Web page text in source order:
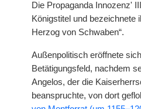
Die Propaganda Innozenz'
Königstitel und bezeichnete
Herzog von Schwaben“.
Außenpolitisch eröffnete
Betätigungsfeld, nachdem
Angelos, der die
beanspruchte, von dort